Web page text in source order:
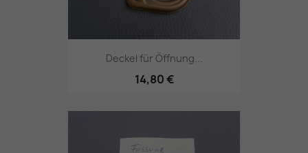
Deckel für Öffnung...
14,80 €